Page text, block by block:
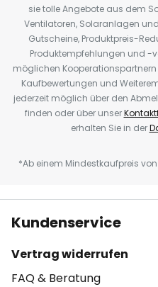
sie tolle Angebote aus dem
Ventilatoren, Solaranlagen
Gutscheine, Produktpreis-
Produktempfehlungen und -
möglichen
Kaufbewertungen und
jederzeit möglich über den
finden oder über unser
erhalten Sie in der
*Ab einem Mindestkaufpreis
Kundenservice
Vertrag widerrufen
FAQ & Beratung